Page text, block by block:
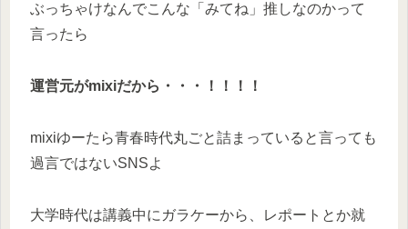
ぶっちゃけなんでこんな「みてね」推しなのかって
言ったら
運営元がmixiだから・・・！！！！
mixiゆーたら青春時代丸ごと詰まっていると言っても
過言ではないSNSよ
大学時代は講義中にガラケーから、レポートとか就